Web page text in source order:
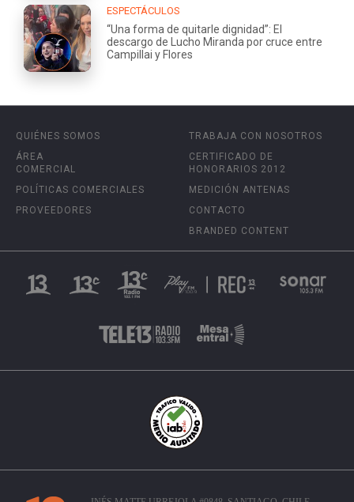
ESPECTÁCULOS
“Una forma de quitarle dignidad”: El
descargo de Lucho Miranda por cruce entre
Campillai y Flores
QUIÉNES SOMOS
ÁREA
COMERCIAL
POLÍTICAS COMERCIALES
PROVEEDORES
TRABAJA CON NOSOTROS
CERTIFICADO DE
HONORARIOS 2012
MEDICIÓN ANTENAS
CONTACTO
BRANDED CONTENT